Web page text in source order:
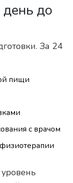
день до
За 24
пищи
с врачом